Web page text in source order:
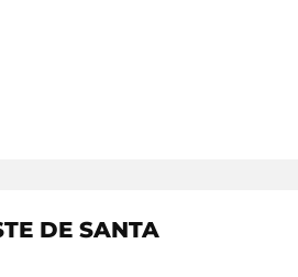
DE SANTA